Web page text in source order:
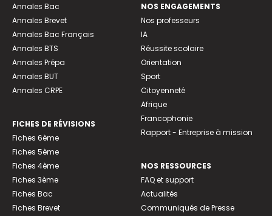
Annales Bac
Annales Brevet
Annales Bac Français
Annales BTS
Annales Prépa
Annales BUT
Annales CRPE
FICHES DE RÉVISIONS
Fiches 6ème
Fiches 5ème
Fiches 4ème
Fiches 3ème
Fiches Bac
Fiches Brevet
NOS ENGAGEMENTS
Nos professeurs
IA
Réussite scolaire
Orientation
Sport
Citoyenneté
Afrique
Francophonie
Rapport - Entreprise à mission
NOS RESSOURCES
FAQ et support
Actualités
Communiqués de Presse